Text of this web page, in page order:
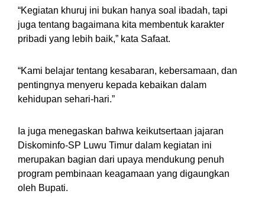
“Kegiatan khuruj ini bukan hanya soal ibadah, tapi
juga tentang bagaimana kita membentuk karakter
pribadi yang lebih baik,” kata Safaat.
“Kami belajar tentang kesabaran, kebersamaan, dan
pentingnya menyeru kepada kebaikan dalam
kehidupan sehari-hari.”
Ia juga menegaskan bahwa keikutsertaan jajaran
Diskominfo-SP Luwu Timur dalam kegiatan ini
merupakan bagian dari upaya mendukung penuh
program pembinaan keagamaan yang digaungkan
oleh Bupati.